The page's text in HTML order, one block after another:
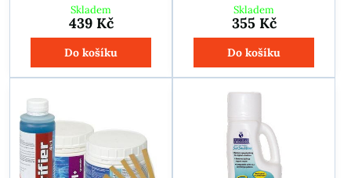
Skladem
439 Kč
Do košíku
Skladem
355 Kč
Do košíku